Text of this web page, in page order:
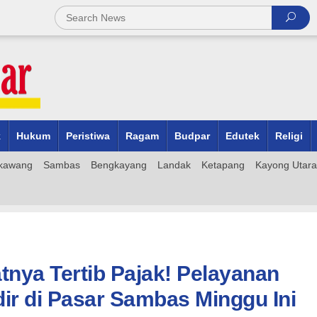
Hukum Peristiwa Ragam Budpar Edutek Religi
Sambas Bengkayang Landak Ketapang Kayong Utara
Tertib Pajak! Pelayanan
di Pasar Sambas Minggu Ini